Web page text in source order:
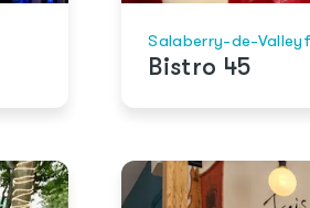
Salaberry-de-
Bistro 45